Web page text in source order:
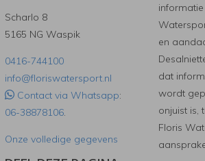
Scharlo 8
5165 NG Waspik
0416-744100
info@floriswatersport.nl
Contact via Whatsapp:
06-38878106.
Onze volledige gegevens
en
dat
wordt
onjuist is,
Floris